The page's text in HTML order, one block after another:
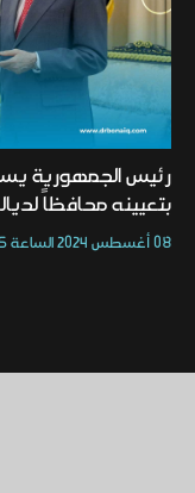
رئيس الجمهورية
بتعيينه محافظاً
08 أغسطس 2024 الساعة 01:55 مساءً